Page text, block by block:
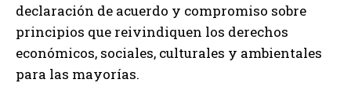
declaración de acuerdo y compromiso sobre
principios que reivindiquen los derechos
económicos, sociales, culturales y ambientales
para las mayorías.